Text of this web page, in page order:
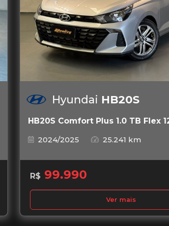
Hyundai HB20S
HB20S Comfort Plus 1.0 TB Flex
2024/2025
25.241 km
R$ 99.990
Ver mais